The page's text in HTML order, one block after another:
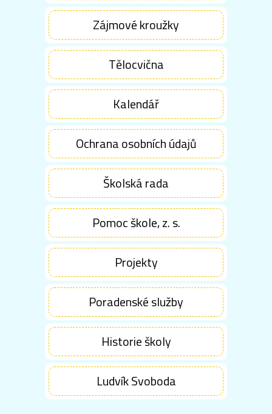
Zájmové kroužky
Tělocvična
Kalendář
Ochrana osobních údajů
Školská rada
Pomoc škole, z. s.
Projekty
Poradenské služby
Historie školy
Ludvík Svoboda